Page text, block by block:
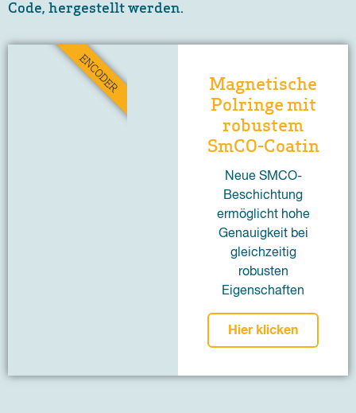
Code, hergestellt werden.
Magnetische
Polringe mit
robustem
SmCO-Coatin
Neue SMCO-
Beschichtung
ermöglicht hohe
Genauigkeit bei
gleichzeitig
robusten
Eigenschaften
Hier klicken
ENCODER